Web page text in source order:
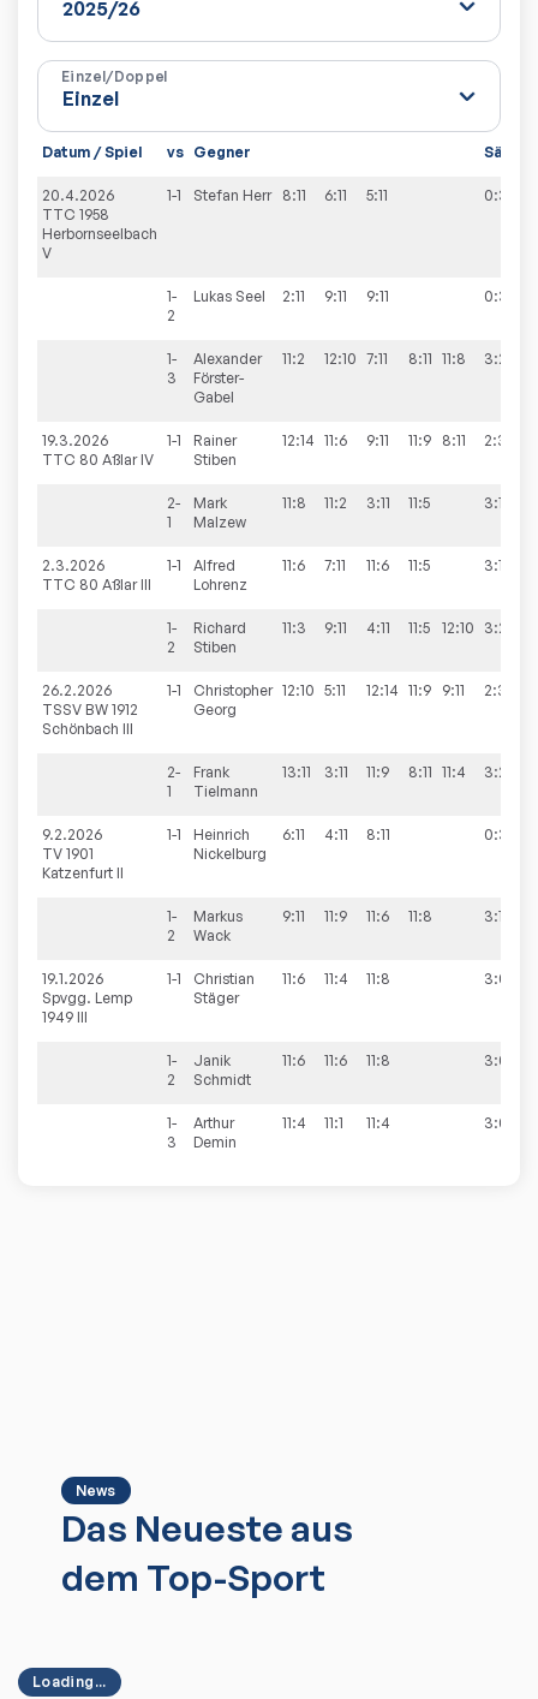
Einzel/Doppel
Datum / Spiel vs Gegner Sätze
20.4.2026
TTC 1958
Herbornseelbach
V
1-1 Stefan Herr 8:11 6:11 5:11 0:3
1-
2
Lukas Seel 2:11 9:11 9:11 0:3
1-
3
Alexander
Förster-
Gabel
11:2 12:10 7:11 8:11 11:8 3:2
19.3.2026
TTC 80 Aßlar IV
1-1
Rainer
Stiben
12:14 11:6 9:11 11:9 8:11 2:3
2-
1
Mark
Malzew
11:8 11:2 3:11 11:5 3:1
2.3.2026
TTC 80 Aßlar III
1-1
Alfred
Lohrenz
11:6 7:11 11:6 11:5 3:1
1-
2
Richard
Stiben
11:3 9:11 4:11 11:5 12:10 3:2
26.2.2026
TSSV BW 1912
Schönbach III
1-1
Christopher
Georg
12:10 5:11 12:14 11:9 9:11 2:3
2-
1
Frank
Tielmann
13:11 3:11 11:9 8:11 11:4 3:2
9.2.2026
TV 1901
Katzenfurt II
1-1
Heinrich
Nickelburg
6:11 4:11 8:11 0:3
1-
2
Markus
Wack
9:11 11:9 11:6 11:8 3:1
19.1.2026
Spvgg. Lemp
1949 III
1-1
Christian
Stäger
11:6 11:4 11:8 3:0
1-
2
Janik
Schmidt
11:6 11:6 11:8 3:0
1-
3
Arthur
Demin
11:4 11:1 11:4 3:0
News
Das Neueste aus
dem Top-Sport
Loading...